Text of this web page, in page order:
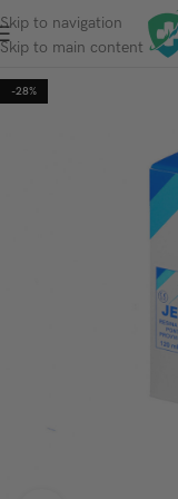
Skip to navigation
Skip to main content
-28%